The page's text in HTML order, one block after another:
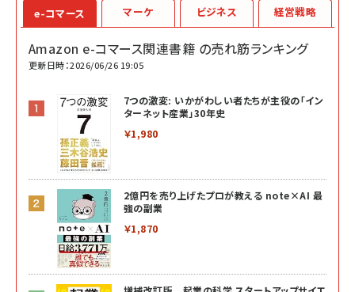
e-コマース
Amazon e-コマース関連書籍 の売れ筋ランキング
更新日時：2026/06/26 19:05
7つの激変: いかがわしい者たちが主役の「イン
ターネット産業」30年史
￥1,980
2億円を売り上げたプロが教える note×AI 最
強の副業
￥1,870
マーケ ビジネス 経営戦略